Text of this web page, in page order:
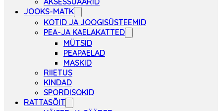
JOOKS-MATK
KOTID JA JOOGISÜSTEEMID
PEA-JA KAELAKATTED
MÜTSID
PEAPAELAD
MASKID
RIIETUS
KINDAD
SPORDISOKID
RATTASÕIT